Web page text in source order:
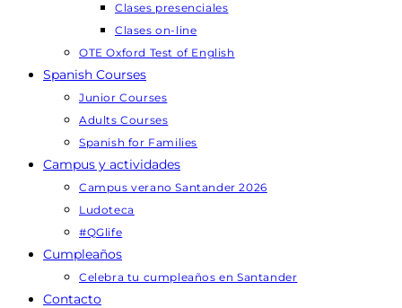
Clases presenciales
Clases on-line
OTE Oxford Test of English
Spanish Courses
Junior Courses
Adults Courses
Spanish for Families
Campus y actividades
Campus verano Santander 2026
Ludoteca
#QGlife
Cumpleaños
Celebra tu cumpleaños en Santander
Contacto